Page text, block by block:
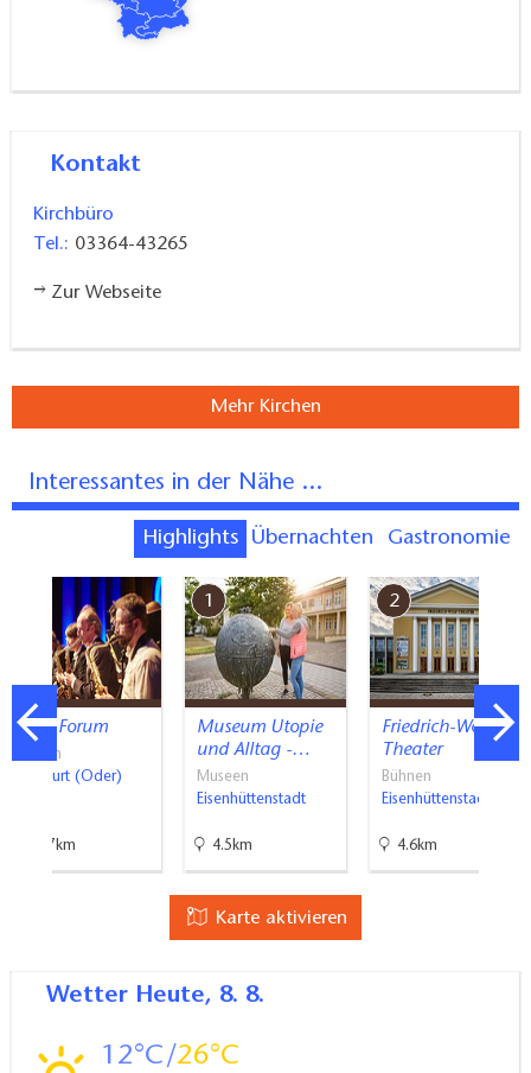
Kontakt
Kirchbüro
Tel.: 03364-43265
Zur Webseite
Mehr Kirchen
Interessantes in der Nähe ...
Highlights Übernachten Gastronomie
Kleist Forum
Bühnen
Frankfurt (Oder)
25.7km
1
Museum Utopie
und Alltag -…
Museen
Eisenhüttenstadt
4.5km
2
Friedrich-Wolf-
Theater
Bühnen
Eisenhüttenstadt
4.6km
Karte aktivieren
Wetter Heute, 8. 8.
12 26